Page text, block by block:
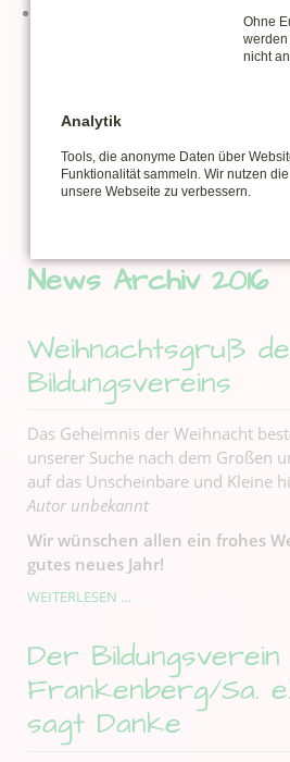
Dezember 2016 (3 Einträge)
November 2016 (1 Eintrag)
August 2016 (2 Einträge)
Juli 2016 (7 Einträge)
Juni 2016 (2 Einträge)
News Archiv 2016
Weihnachtsgruß
Bildungsvereins
Das Geheimnis der Weihnacht
unserer Suche nach dem Großen
auf das Unscheinbare und Kleine
Autor unbekannt
Wir wünschen allen ein frohes
gutes neues Jahr!
WEITERLESEN …WEIHNACHTSGRUSS D
Der Bildungsverein
Frankenberg/Sa.
sagt Danke
Ohne
werden
nicht
Analytik
Tools, die anonyme Daten über
Funktionalität sammeln. Wir nutzen
unsere Webseite zu verbessern.